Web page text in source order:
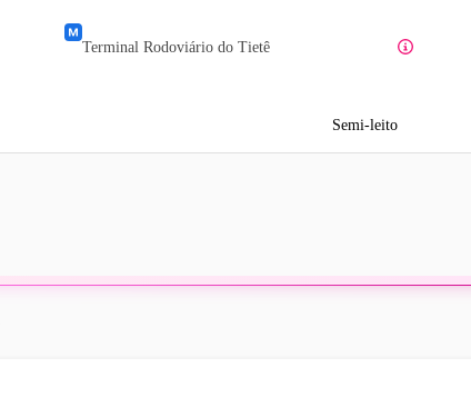
Terminal Rodoviário do Tietê
Semi-leito